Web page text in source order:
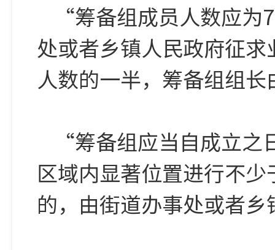
“筹备组成员人数应
处或者乡镇人民政府征
人数的一半，筹备组组
“筹备组应当自成立
区域内显著位置进行不
的，由街道办事处或者